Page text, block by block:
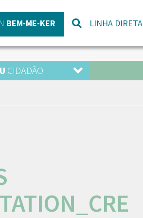
BEM-ME-KER LINHA DIRETA
CIDADÃO